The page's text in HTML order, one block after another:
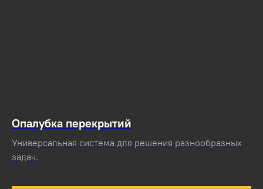
Опалубка перекрытий
Универсальная система для решения разнообразных
задач.